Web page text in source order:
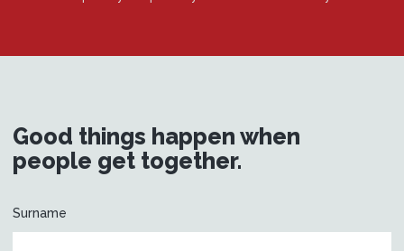
Good things happen when
people get together.
Surname